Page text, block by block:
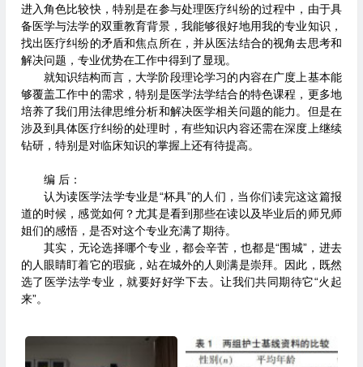
进入角色比较快，特别是在参与处理医疗纠纷的过程中，由于具
备医学与法学的双重教育背景，我能够很好地用我的专业知识，
找出医疗纠纷的矛盾和焦点所在，并从医法结合的视角去思考和
解决问题，专业优势在工作中得到了显现。
就知识结构而言，大学阶段理论学习的内容在广度上基本能
够覆盖工作中的需求，特别是医学法学结合的特色课程，更多地
培养了我们用法律思维分析和解决医学相关问题的能力。但是在
涉及到具体医疗纠纷的处理时，有些知识内容还需在深度上继续
钻研，特别是对临床知识的掌握上还有待提高。
编 后：
认为读医学法学专业是“杯具”的人们，当你们读完这这篇报
道的时候，感觉如何？尤其是看到那些在读以及毕业后的师兄师
姐们的感悟，是否对这个专业充满了期待。
其实，无论选择哪个专业，都会辛苦，也都是“围城”，进去
的人眼睛盯着它的瑕疵，站在城外的人则满是崇拜。因此，既然
选了医学法学专业，就要好好学下去。让我们共同期待它“火起
来”。